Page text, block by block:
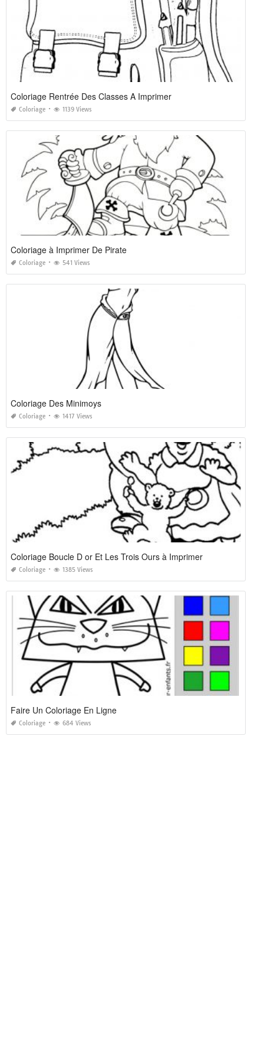
Coloriage Rentrée Des Classes A Imprimer
Coloriage 1139 Views
Coloriage à Imprimer De Pirate
Coloriage 541 Views
Coloriage Des Minimoys
Coloriage 1417 Views
Coloriage Boucle D or Et Les Trois Ours à Imprimer
Coloriage 1385 Views
Faire Un Coloriage En Ligne
Coloriage 684 Views